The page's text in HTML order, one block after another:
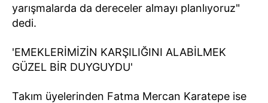
yarışmalarda da dereceler almayı planlıyoruz"
dedi.
'EMEKLERİMİZİN KARŞILIĞINI ALABİLMEK
GÜZEL BİR DUYGUYDU'
Takım üyelerinden Fatma Mercan Karatepe ise